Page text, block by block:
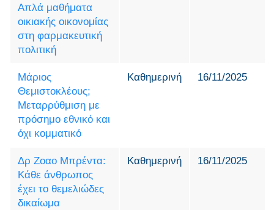
Απλά μαθήματα
οικιακής οικονομίας
στη φαρμακευτική
πολιτική
Μάριος
Θεμιστοκλέους;
Μεταρρύθμιση με
πρόσημο εθνικό και
όχι κομματικό
Καθημερινή 16/11/2025
Δρ Ζοαο Μπρέντα:
Κάθε άνθρωπος
έχει το θεμελιώδες
δικαίωμα
Καθημερινή 16/11/2025